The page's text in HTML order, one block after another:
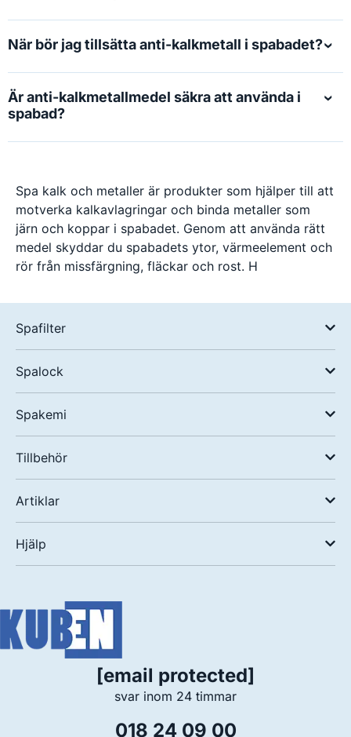
När bör jag tillsätta anti-kalkmetall i spabadet?
Är anti-kalkmetallmedel säkra att använda i
spabad?
Spa kalk och metaller är produkter som hjälper till att
motverka kalkavlagringar och binda metaller som
järn och koppar i spabadet. Genom att använda rätt
medel skyddar du spabadets ytor, värmeelement och
rör från missfärgning, fläckar och rost. H
Spafilter
Spalock
Spakemi
Tillbehör
Artiklar
Hjälp
018 24 09 00
[email protected]
svar inom 24 timmar